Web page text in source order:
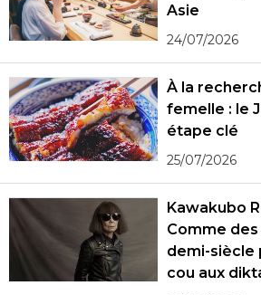
Asie
24/07/2026
À la
femelle : le
étape clé
25/07/2026
Kawakubo
Comme des
demi-siècle
cou aux